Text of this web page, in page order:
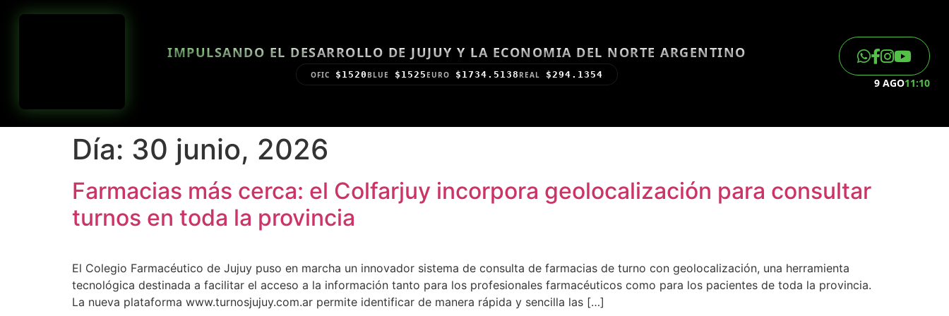
IMPULSANDO EL DESARROLLO DE JUJUY Y LA ECONOMIA DEL NORTE ARGENTINO
OFIC $1520 BLUE $1525 EURO $1734.5138 REAL $294.1354
9 AGO11:10
Día: 30 junio, 2026
Farmacias más cerca: el Colfarjuy incorpora geolocalización para consultar
turnos en toda la provincia
El Colegio Farmacéutico de Jujuy puso en marcha un innovador sistema de consulta de farmacias de turno con geolocalización, una herramienta
tecnológica destinada a facilitar el acceso a la información tanto para los profesionales farmacéuticos como para los pacientes de toda la provincia.
La nueva plataforma www.turnosjujuy.com.ar permite identificar de manera rápida y sencilla las […]